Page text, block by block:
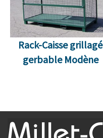
Rack-Caisse grillagé
gerbable Modène